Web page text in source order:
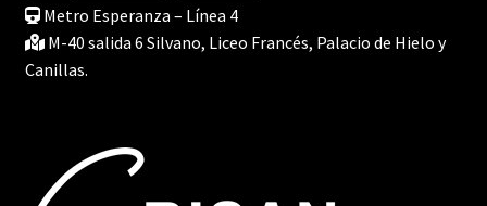
Metro Esperanza – Línea 4
M-40 salida 6 Silvano, Liceo Francés, Palacio de Hielo y
Canillas.